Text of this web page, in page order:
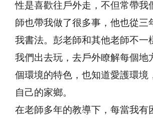
性是喜歡往戶外走，不但常帶我
師也帶我做了很多事，他也從三
我書法。彭老師和其他老師不一
我們出去玩，去戶外瞭解每個地
個環境的特色，也知道愛護環境
自己的家鄉。
在老師多年的教導下，每當我有